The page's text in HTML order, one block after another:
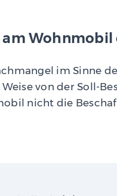
im Sinne
von der Soll-
nicht die